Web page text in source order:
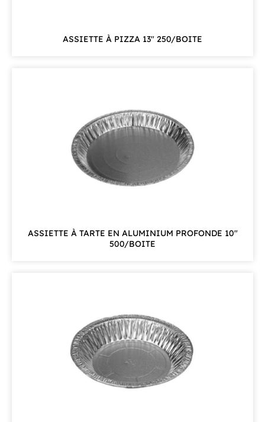
ASSIETTE À PIZZA 13″ 250/BOITE
ASSIETTE À TARTE EN ALUMINIUM PROFONDE 10"
500/BOITE